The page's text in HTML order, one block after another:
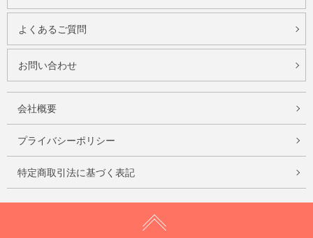
よくあるご質問
お問い合わせ
会社概要
プライバシーポリシー
特定商取引法に基づく表記